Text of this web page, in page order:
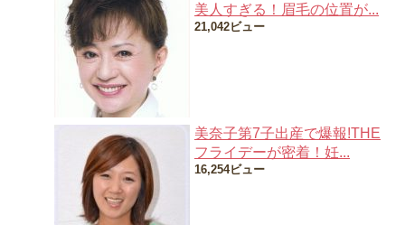
美人すぎる！眉毛の位置が...
21,042ビュー
美奈子第7子出産で爆報!THE
フライデーが密着！妊...
16,254ビュー